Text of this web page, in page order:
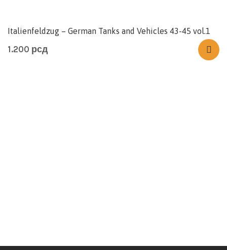
Italienfeldzug – German Tanks and Vehicles 43-45 vol.1
1.200 рсд